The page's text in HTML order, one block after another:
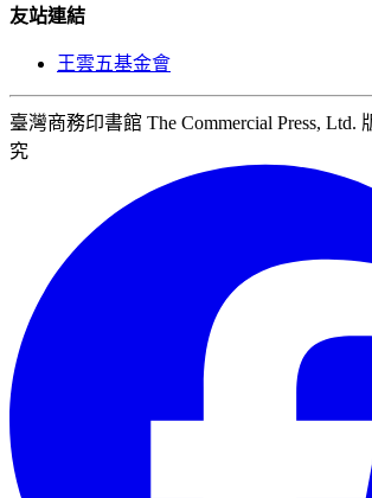
友站連結
王雲五基金會
臺灣商務印書館 The Commercial Press,
究